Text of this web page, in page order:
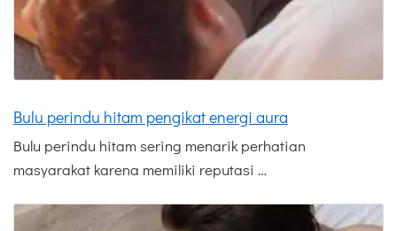
Bulu perindu hitam pengikat energi aura
Bulu perindu hitam sering menarik perhatian
masyarakat karena memiliki reputasi …